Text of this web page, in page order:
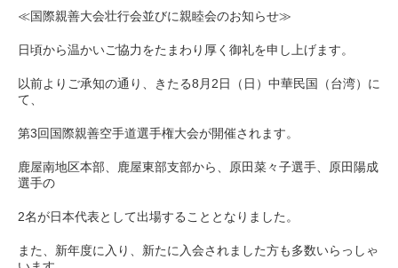
≪国際親善大会壮行会並びに親睦会のお知らせ≫
日頃から温かいご協力をたまわり厚く御礼を申し上げます。
以前よりご承知の通り、きたる8月2日（日）中華民国（台湾）に
て、
第3回国際親善空手道選手権大会が開催されます。
鹿屋南地区本部、鹿屋東部支部から、原田菜々子選手、原田陽成
選手の
2名が日本代表として出場することとなりました。
また、新年度に入り、新たに入会されました方も多数いらっしゃ